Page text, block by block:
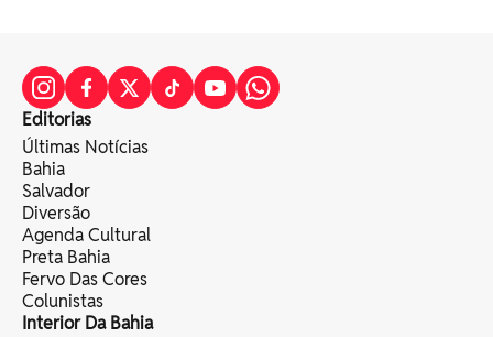
Editorias
Últimas Notícias
Bahia
Salvador
Diversão
Agenda Cultural
Preta Bahia
Fervo Das Cores
Colunistas
Interior Da Bahia